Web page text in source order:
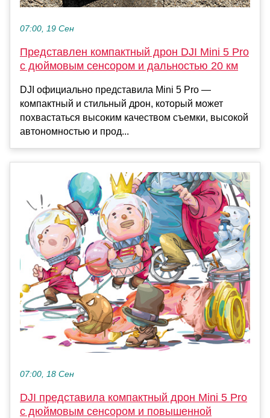
07:00, 19 Сен
Представлен компактный дрон DJI Mini 5 Pro
с дюймовым сенсором и дальностью 20 км
DJI официально представила Mini 5 Pro —
компактный и стильный дрон, который может
похвастаться высоким качеством съемки, высокой
автономностью и прод...
07:00, 18 Сен
DJI представила компактный дрон Mini 5 Pro
с дюймовым сенсором и повышенной